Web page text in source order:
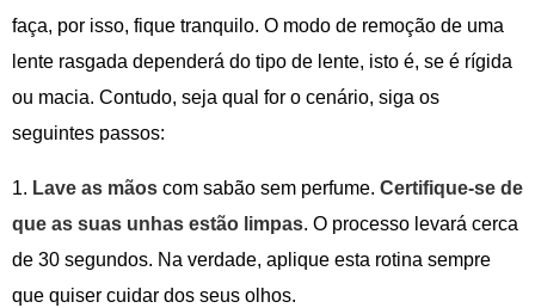
faça, por isso, fique tranquilo. O modo de remoção de uma
lente rasgada dependerá do tipo de lente, isto é, se é rígida
ou macia. Contudo, seja qual for o cenário, siga os
seguintes passos:
1. Lave as mãos com sabão sem perfume. Certifique-se de
que as suas unhas estão limpas. O processo levará cerca
de 30 segundos. Na verdade, aplique esta rotina sempre
que quiser cuidar dos seus olhos.